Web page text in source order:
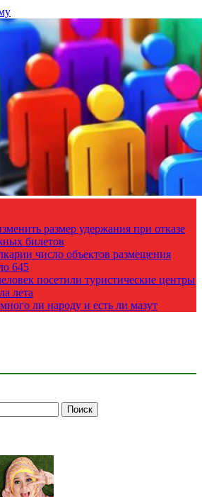
размер удержания при отказе
билетов
число объектов размещения
645
посетили туристические центры
лета
ли народу и есть ли мазут